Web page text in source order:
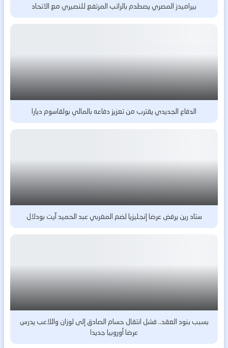
بيراميدز المصري يصطدم بالراتب المرتفع للنصيري مع الاتحاد
الدفاع الجديدي يقترب من تعزيز دفاعه بالمالي بولقاسوم ديارا
ستاد رين يرفض عرضا إنجليزيا لضم المغربي عبد الحميد آيت بودلال
بسبب بنود العقد.. فشل انتقال حسام الصادق إلى لوزان واللاعب يدرس
عرضا أوروبيا جديدا